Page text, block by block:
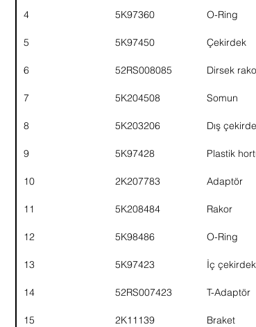
4 5K97360 O-Ring
5 5K97450 Çekirdek
6 52RS008085 Dirsek
7 5K204508 Somun
8 5K203206 Dış
9 5K97428 Plastik
10 2K207783 Adaptör
11 5K208484 Rakor
12 5K98486 O-Ring
13 5K97423 İç çekirdek
14 52RS007423 T-Adaptör
15 2K11139 Braket